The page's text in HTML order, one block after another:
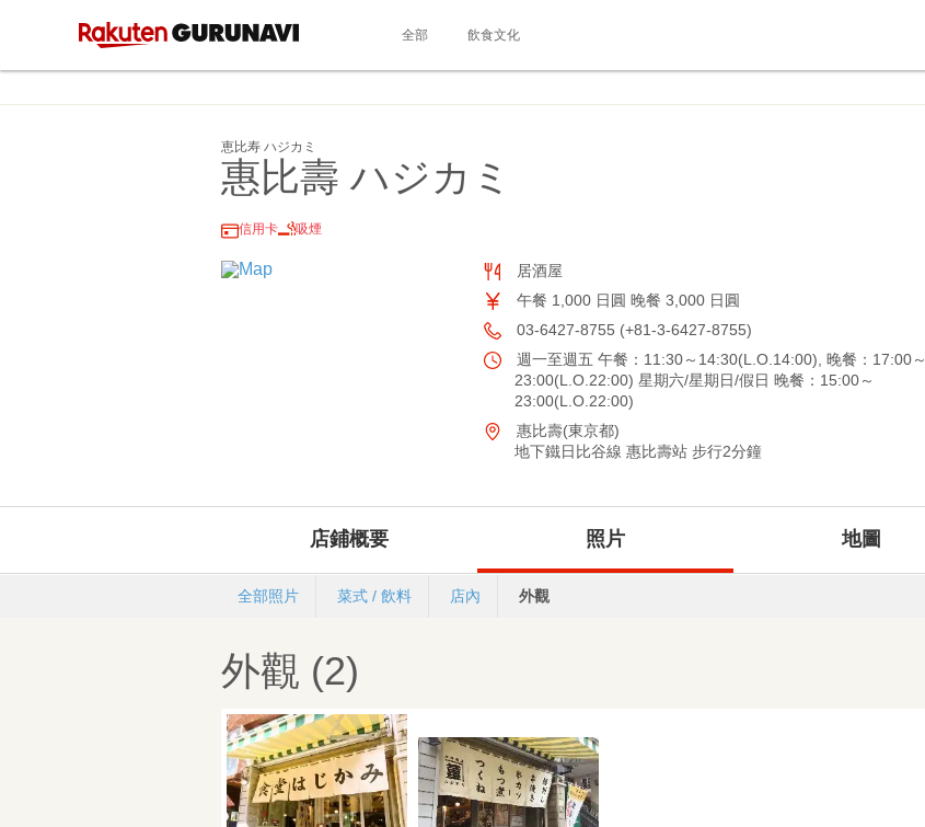
全部 飲食文化
恵比寿 ハジカミ
惠比壽 ハジカミ
信用卡 吸煙
居酒屋
午餐 1,000 日圓 晚餐 3,000 日圓
03-6427-8755 (+81-3-6427-8755)
週一至週五 午餐：11:30～14:30(L.O.14:00), 晚餐：17:00～
23:00(L.O.22:00) 星期六/星期日/假日 晚餐：15:00～
23:00(L.O.22:00)
惠比壽(東京都)
地下鐵日比谷線 惠比壽站 步行2分鐘
店鋪概要 照片 地圖
全部照片 菜式 / 飲料 店內 外觀
外觀 (2)